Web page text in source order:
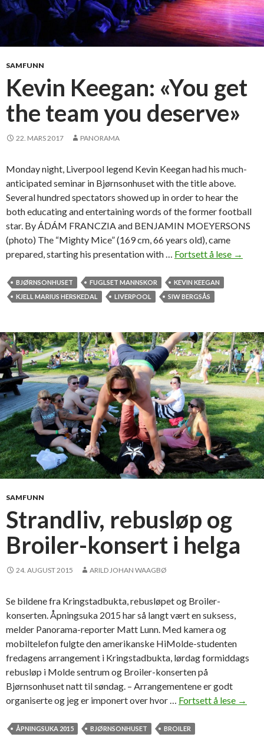
å
b
i
e
m
s
t
e
n
:
–
V
i
e
i
e
n
o
m
k
a
m
p
o
m
p
p
l
y
n
n
g
s
t
i
d
e
n
SAMFUNN
Kevin Keegan: «You get
the team you deserve»
22. MARS 2017 PANORAMA
Monday night, Liverpool legend Kevin Keegan had his much-
anticipated seminar in Bjørnsonhuset with the title above.
Several hundred spectators showed up in order to hear the
both educating and entertaining words of the former football
star. By ÁDÁM FRANCZIA and BENJAMIN MOEYERSONS
(photo) The “Mighty Mice” (169 cm, 66 years old), came
prepared, starting his presentation with … Fortsett å lese K
e
e
g
a
n
:
«
Y
o
g
e
y
u
d
e
→
BJØRNSONHUSET FUGLSET MANNSKOR
KEVIN KEEGAN
KJELL MARIUS HERSKEDAL
LIVERPOOL SIW BERGSÅS
SAMFUNN
Strandliv, rebusløp og
Broiler-konsert i helga
24. AUGUST 2015 ARILD JOHAN WAAGBØ
Se bildene fra Kringstadbukta, rebusløpet og Broiler-
konserten. Åpningsuka 2015 har så langt vært en suksess,
melder Panorama-reporter Matt Lunn. Med kamera og
mobiltelefon fulgte den amerikanske HiMolde-studenten
fredagens arrangement i Kringstadbukta, lørdag formiddags
rebusløp i Molde sentrum og Broiler-konserten på
Bjørnsonhuset natt til søndag. – Arrangementene er godt
organiserte og jeg er imponert over hvor … Fortsett å lese S
→
ÅPNINGSUKA 2015 BJØRNSONHUSET BROILER